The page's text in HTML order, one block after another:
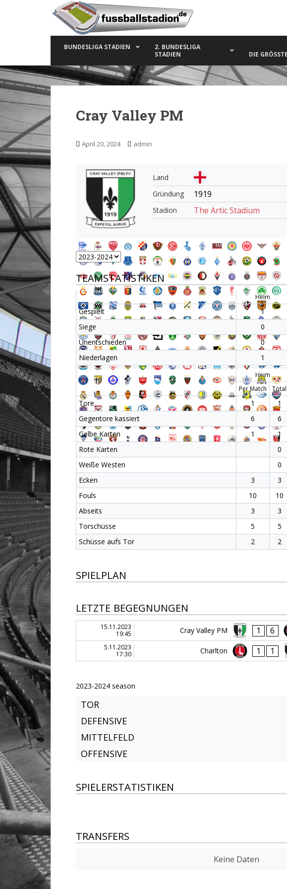
m
a
c
o
n
t
e
n
t
BUNDESLIGA STADIEN
2. BUNDESLIGA
STADIEN
DIE
Cray Valley PM
April 20, 2024 admin
Land
Gründung
1919
Stadion The Artic Stadium
TEAMSTATISTIKEN
Heim
Gespielt 1
Siege
0
Unentschieden
0
Niederlagen
1
Heim
Per Match
Total
Tore 1 1
Gegentore kassiert
6 6
Gelbe Karten
1 1
Rote Karten
0
Weiße Westen
0
Ecken
3 3
Fouls
10 10
Abseits
3 3
Torschüsse
5 5
Schüsse aufs Tor
2 2
SPIELPLAN
LETZTE BEGEGNUNGEN
15.11.2023
19:45
Cray Valley PM 1 6
5.11.2023
17:30
Charlton 1 1
2023-2024 season
TOR
DEFENSIVE
MITTELFELD
OFFENSIVE
SPIELERSTATISTIKEN
TRANSFERS
Keine Daten